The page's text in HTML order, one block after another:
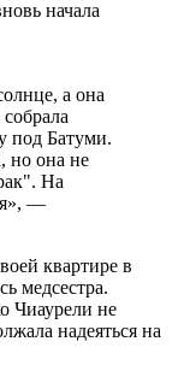
начала
а она
под Батуми.
но она не
На
—
квартире в
медсестра.
Чиаурели не
надеяться на